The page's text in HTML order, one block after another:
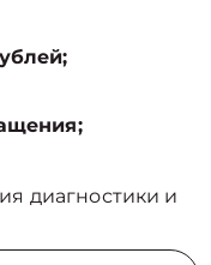
диагностики и